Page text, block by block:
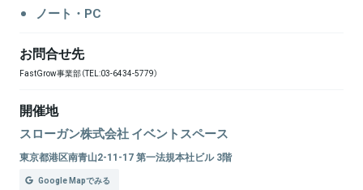
ノート・PC
お問合せ先
FastGrow事業部（TEL:03-6434-5779）
開催地
スローガン株式会社 イベントスペース
東京都港区南青山2-11-17 第一法規本社ビル 3階
Google Mapでみる